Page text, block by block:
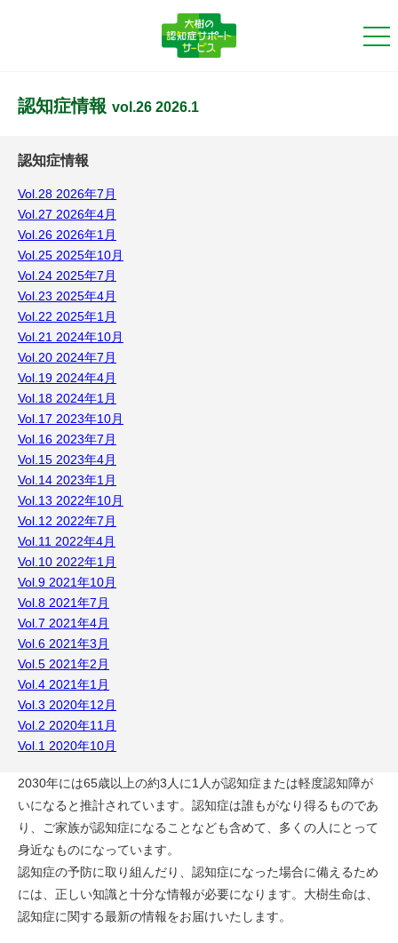
認知症情報 vol.26 2026.1
認知症情報
Vol.28 2026年7月
Vol.27 2026年4月
Vol.26 2026年1月
Vol.25 2025年10月
Vol.24 2025年7月
Vol.23 2025年4月
Vol.22 2025年1月
Vol.21 2024年10月
Vol.20 2024年7月
Vol.19 2024年4月
Vol.18 2024年1月
Vol.17 2023年10月
Vol.16 2023年7月
Vol.15 2023年4月
Vol.14 2023年1月
Vol.13 2022年10月
Vol.12 2022年7月
Vol.11 2022年4月
Vol.10 2022年1月
Vol.9 2021年10月
Vol.8 2021年7月
Vol.7 2021年4月
Vol.6 2021年3月
Vol.5 2021年2月
Vol.4 2021年1月
Vol.3 2020年12月
Vol.2 2020年11月
Vol.1 2020年10月
2030年には65歳以上の約3人に1人が認知症または軽度認知障が
いになると推計されています。認知症は誰もがなり得るものであ
り、ご家族が認知症になることなども含めて、多くの人にとって
身近なものになっています。
認知症の予防に取り組んだり、認知症になった場合に備えるため
には、正しい知識と十分な情報が必要になります。大樹生命は、
認知症に関する最新の情報をお届けいたします。